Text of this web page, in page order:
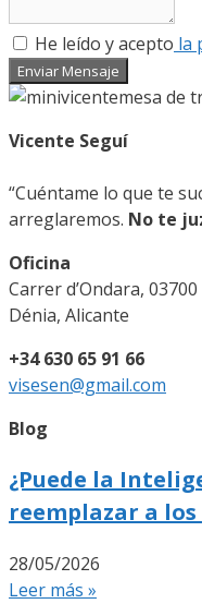
He leído y acepto la
Enviar Mensaje
Vicente Seguí
“Cuéntame lo que te
arreglaremos. No te
Oficina
Carrer d’Ondara, 03700
Dénia, Alicante
+34 630 65 91 66
visesen@gmail.com
Blog
¿Puede la
reemplazar a los
28/05/2026
Leer más »